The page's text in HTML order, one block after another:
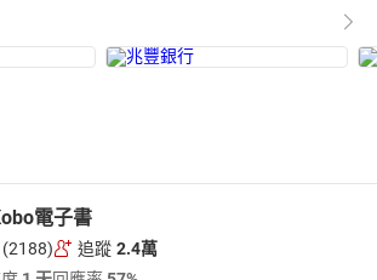
電子書
(2188) 追蹤 2.4萬